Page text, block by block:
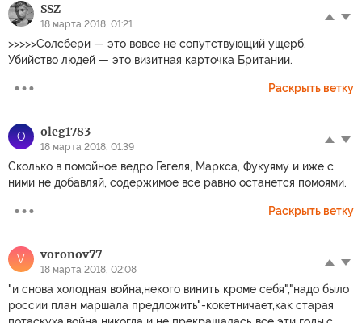
SSZ
18 марта 2018, 01:21
>>>>>Солсбери — это вовсе не сопутствующий ущерб.
Убийство людей — это визитная карточка Британии.
Раскрыть ветку
O oleg1783
18 марта 2018, 01:39
Сколько в помойное ведро Гегеля, Маркса, Фукуяму и иже с
ними не добавляй, содержимое все равно останется помоями.
Раскрыть ветку
V voronov77
18 марта 2018, 02:08
"и снова холодная война,некого винить кроме себя","надо было
россии план маршала предложить"-кокетничает,как старая